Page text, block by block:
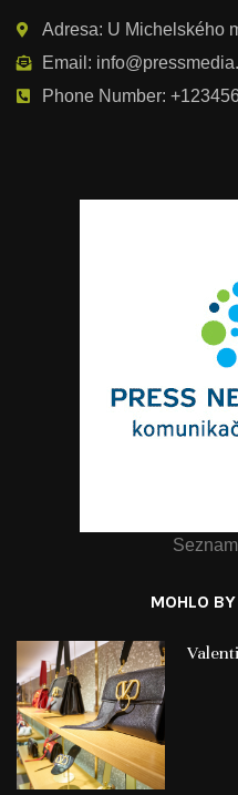
Adresa: U Michelského
Email:
Phone Number:
MOHLO